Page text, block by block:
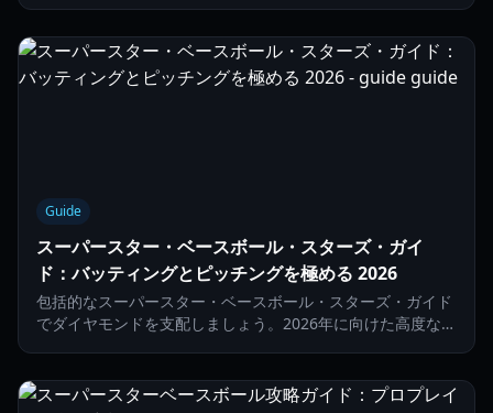
Guide
スーパースター・ベースボール・スターズ・ガイ
ド：バッティングとピッチングを極める 2026
包括的なスーパースター・ベースボール・スターズ・ガイド
でダイヤモンドを支配しましょう。2026年に向けた高度なバ